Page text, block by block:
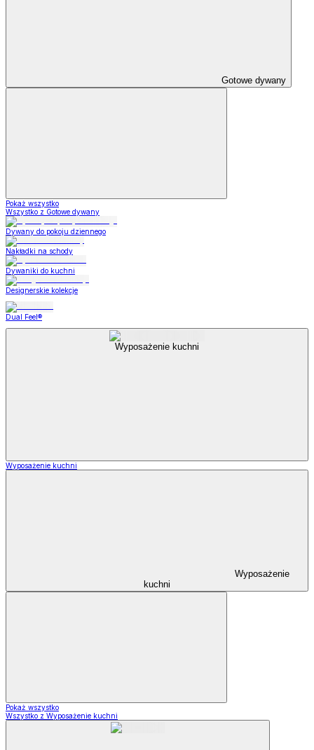
Gotowe dywany
Pokaż wszystko
Wszystko z Gotowe dywany
Dywany do pokoju dziennego
Nakładki na schody
Dywaniki do kuchni
Designerskie kolekcje
Dual Feel®
Wyposażenie kuchni
Wyposażenie kuchni
Wyposażenie
kuchni
Pokaż wszystko
Wszystko z Wyposażenie kuchni